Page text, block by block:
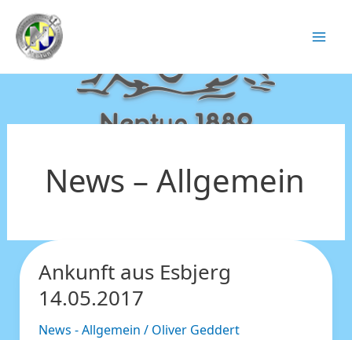
Inhalt
springen
News – Allgemein
Ankunft aus Esbjerg
14.05.2017
News - Allgemein / Oliver Geddert
Ankunft
Esbjerg
14.05.2017